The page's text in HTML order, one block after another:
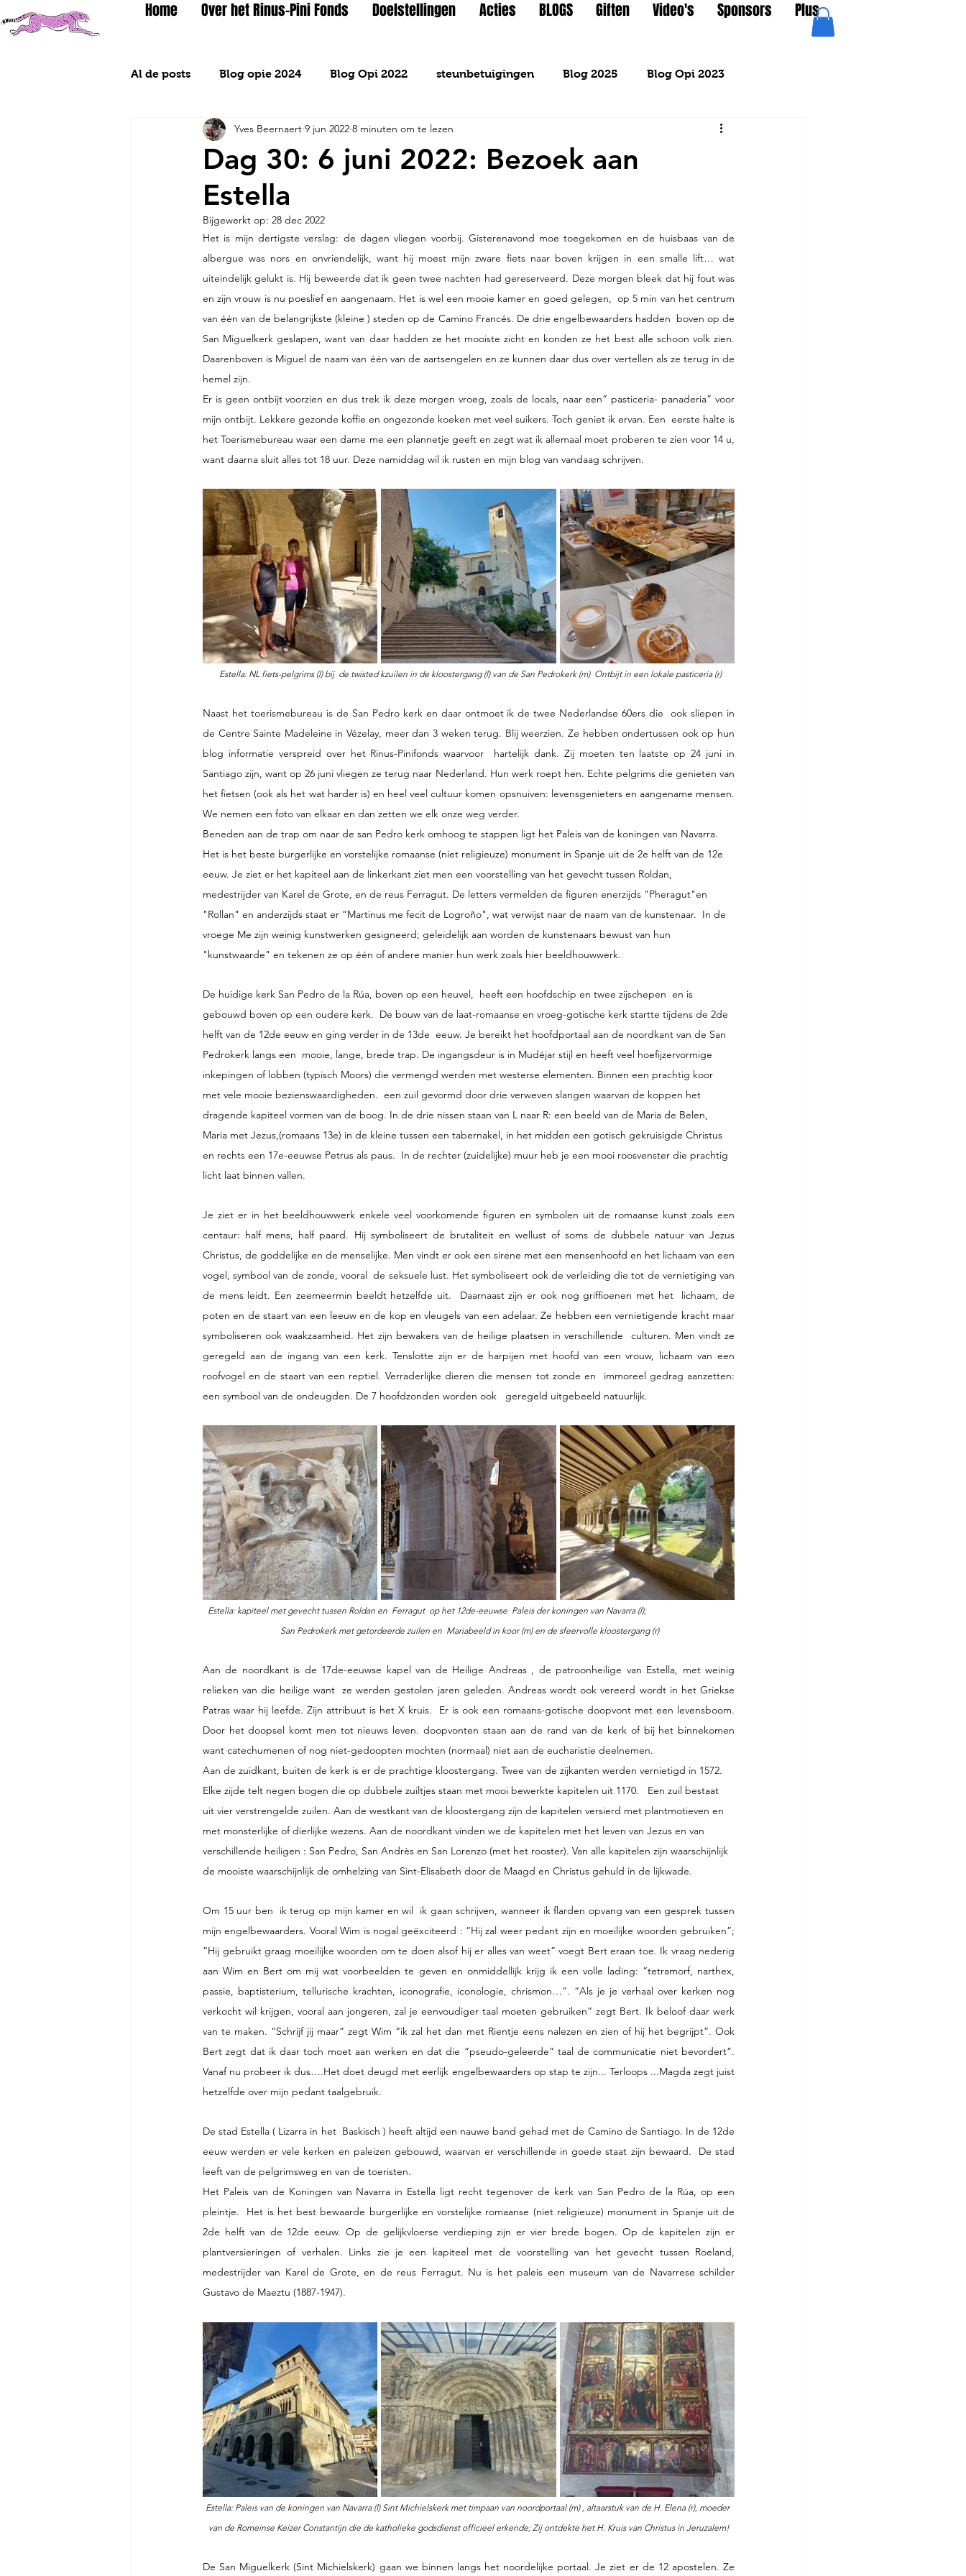
Home Over het Rinus-Pini Fonds Doelstellingen Acties BLOGS Giften Video's Sponsors Plus
Al de posts Blog opie 2024 Blog Opi 2022 steunbetuigingen Blog 2025 Blog Opi 2023
Blog 2026
Dag 30: 6 juni 2022: Bezoek aan
Estella
Yves Beernaert 9 jun 2022 8 minuten om te lezen
Bijgewerkt op: 28 dec 2022
Het is mijn dertigste verslag: de dagen vliegen voorbij. Gisterenavond moe toegekomen en de huisbaas van de
albergue was nors en onvriendelijk, want hij moest mijn zware fiets naar boven krijgen in een smalle lift… wat
uiteindelijk gelukt is. Hij beweerde dat ik geen twee nachten had gereserveerd. Deze morgen bleek dat hij fout was
en zijn vrouw is nu poeslief en aangenaam. Het is wel een mooie kamer en goed gelegen,  op 5 min van het centrum
van één van de belangrijkste (kleine ) steden op de Camino Francés. De drie engelbewaarders hadden  boven op de
San Miguelkerk geslapen, want van daar hadden ze het mooiste zicht en konden ze het best alle schoon volk zien.
Daarenboven is Miguel de naam van één van de aartsengelen en ze kunnen daar dus over vertellen als ze terug in de
hemel zijn.
Er is geen ontbijt voorzien en dus trek ik deze morgen vroeg, zoals de locals, naar een” pasticeria- panaderia” voor
mijn ontbijt. Lekkere gezonde koffie en ongezonde koeken met veel suikers. Toch geniet ik ervan. Een  eerste halte is
het Toerismebureau waar een dame me een plannetje geeft en zegt wat ik allemaal moet proberen te zien voor 14 u,
want daarna sluit alles tot 18 uur. Deze namiddag wil ik rusten en mijn blog van vandaag schrijven.
Estella: NL fiets-pelgrims (l) bij  de twisted kzuilen in de kloostergang (l) van de San Pedrokerk (m)  Ontbijt in een lokale pasticeria (r)
Naast het toerismebureau is de San Pedro kerk en daar ontmoet ik de twee Nederlandse 60ers die  ook sliepen in
de Centre Sainte Madeleine in Vézelay, meer dan 3 weken terug. Blij weerzien. Ze hebben ondertussen ook op hun
blog informatie verspreid over het Rinus-Pinifonds waarvoor  hartelijk dank. Zij moeten ten laatste op 24 juni in
Santiago zijn, want op 26 juni vliegen ze terug naar Nederland. Hun werk roept hen. Echte pelgrims die genieten van
het fietsen (ook als het wat harder is) en heel veel cultuur komen opsnuiven: levensgenieters en aangename mensen.
We nemen een foto van elkaar en dan zetten we elk onze weg verder.
Beneden aan de trap om naar de san Pedro kerk omhoog te stappen ligt het Paleis van de koningen van Navarra.
Het is het beste burgerlijke en vorstelijke romaanse (niet religieuze) monument in Spanje uit de 2e helft van de 12e
eeuw. Je ziet er het kapiteel aan de linkerkant ziet men een voorstelling van het gevecht tussen Roldan,
medestrijder van Karel de Grote, en de reus Ferragut. De letters vermelden de figuren enerzijds "Pheragut"en
"Rollan" en anderzijds staat er “Martinus me fecit de Logroño", wat verwijst naar de naam van de kunstenaar.  In de
vroege Me zijn weinig kunstwerken gesigneerd; geleidelijk aan worden de kunstenaars bewust van hun
"kunstwaarde" en tekenen ze op één of andere manier hun werk zoals hier beeldhouwwerk.
De huidige kerk San Pedro de la Rúa, boven op een heuvel,  heeft een hoofdschip en twee zijschepen  en is
gebouwd boven op een oudere kerk.  De bouw van de laat-romaanse en vroeg-gotische kerk startte tijdens de 2de
helft van de 12de eeuw en ging verder in de 13de  eeuw. Je bereikt het hoofdportaal aan de noordkant van de San
Pedrokerk langs een  mooie, lange, brede trap. De ingangsdeur is in Mudéjar stijl en heeft veel hoefijzervormige
inkepingen of lobben (typisch Moors) die vermengd werden met westerse elementen. Binnen een prachtig koor
met vele mooie bezienswaardigheden.  een zuil gevormd door drie verweven slangen waarvan de koppen het
dragende kapiteel vormen van de boog. In de drie nissen staan van L naar R: een beeld van de Maria de Belen,
Maria met Jezus,(romaans 13e) in de kleine tussen een tabernakel, in het midden een gotisch gekruisigde Christus
en rechts een 17e-eeuwse Petrus als paus.  In de rechter (zuidelijke) muur heb je een mooi roosvenster die prachtig
licht laat binnen vallen.
Je ziet er in het beeldhouwwerk enkele veel voorkomende figuren en symbolen uit de romaanse kunst zoals een
centaur: half mens, half paard. Hij symboliseert de brutaliteit en wellust of soms de dubbele natuur van Jezus
Christus, de goddelijke en de menselijke. Men vindt er ook een sirene met een mensenhoofd en het lichaam van een
vogel, symbool van de zonde, vooral  de seksuele lust. Het symboliseert ook de verleiding die tot de vernietiging van
de mens leidt. Een zeemeermin beeldt hetzelfde uit.  Daarnaast zijn er ook nog griffioenen met het  lichaam, de
poten en de staart van een leeuw en de kop en vleugels van een adelaar. Ze hebben een vernietigende kracht maar
symboliseren ook waakzaamheid. Het zijn bewakers van de heilige plaatsen in verschillende  culturen. Men vindt ze
geregeld aan de ingang van een kerk. Tenslotte zijn er de harpijen met hoofd van een vrouw, lichaam van een
roofvogel en de staart van een reptiel. Verraderlijke dieren die mensen tot zonde en  immoreel gedrag aanzetten:
een symbool van de ondeugden. De 7 hoofdzonden worden ook   geregeld uitgebeeld natuurlijk.
Estella: kapiteel met gevecht tussen Roldan en  Ferragut  op het 12de-eeuwse  Paleis der koningen van Navarra (l);
San Pedrokerk met getordeerde zuilen en  Mariabeeld in koor (m) en de sfeervolle kloostergang (r)
Aan de noordkant is de 17de-eeuwse kapel van de Heilige Andreas , de patroonheilige van Estella, met weinig
relieken van die heilige want  ze werden gestolen jaren geleden. Andreas wordt ook vereerd wordt in het Griekse
Patras waar hij leefde. Zijn attribuut is het X kruis.  Er is ook een romaans-gotische doopvont met een levensboom.
Door het doopsel komt men tot nieuws leven. doopvonten staan aan de rand van de kerk of bij het binnekomen
want catechumenen of nog niet-gedoopten mochten (normaal) niet aan de eucharistie deelnemen.
Aan de zuidkant, buiten de kerk is er de prachtige kloostergang. Twee van de zijkanten werden vernietigd in 1572.
Elke zijde telt negen bogen die op dubbele zuiltjes staan met mooi bewerkte kapitelen uit 1170.   Een zuil bestaat
uit vier verstrengelde zuilen. Aan de westkant van de kloostergang zijn de kapitelen versierd met plantmotieven en
met monsterlijke of dierlijke wezens. Aan de noordkant vinden we de kapitelen met het leven van Jezus en van
verschillende heiligen : San Pedro, San Andrès en San Lorenzo (met het rooster). Van alle kapitelen zijn waarschijnlijk
de mooiste waarschijnlijk de omhelzing van Sint-Elisabeth door de Maagd en Christus gehuld in de lijkwade.
Om 15 uur ben  ik terug op mijn kamer en wil  ik gaan schrijven, wanneer ik flarden opvang van een gesprek tussen
mijn engelbewaarders. Vooral Wim is nogal geëxciteerd : “Hij zal weer pedant zijn en moeilijke woorden gebruiken”;
”Hij gebruikt graag moeilijke woorden om te doen alsof hij er alles van weet” voegt Bert eraan toe. Ik vraag nederig
aan Wim en Bert om mij wat voorbeelden te geven en onmiddellijk krijg ik een volle lading: “tetramorf, narthex,
passie, baptisterium, tellurische krachten, iconografie, iconologie, chrismon…”. “Als je je verhaal over kerken nog
verkocht wil krijgen, vooral aan jongeren, zal je eenvoudiger taal moeten gebruiken” zegt Bert. Ik beloof daar werk
van te maken. “Schrijf jij maar” zegt Wim “ik zal het dan met Rientje eens nalezen en zien of hij het begrijpt”. Ook
Bert zegt dat ik daar toch moet aan werken en dat die “pseudo-geleerde” taal de communicatie niet bevordert”.
Vanaf nu probeer ik dus….Het doet deugd met eerlijk engelbewaarders op stap te zijn... Terloops ...Magda zegt juist
hetzelfde over mijn pedant taalgebruik.
De stad Estella ( Lizarra in het  Baskisch ) heeft altijd een nauwe band gehad met de Camino de Santiago. In de 12de
eeuw werden er vele kerken en paleizen gebouwd, waarvan er verschillende in goede staat zijn bewaard.  De stad
leeft van de pelgrimsweg en van de toeristen.
Het Paleis van de Koningen van Navarra in Estella ligt recht tegenover de kerk van San Pedro de la Rúa, op een
pleintje.  Het is het best bewaarde burgerlijke en vorstelijke romaanse (niet religieuze) monument in Spanje uit de
2de helft van de 12de eeuw. Op de gelijkvloerse verdieping zijn er vier brede bogen. Op de kapitelen zijn er
plantversieringen of verhalen. Links zie je een kapiteel met de voorstelling van het gevecht tussen Roeland,
medestrijder van Karel de Grote, en de reus Ferragut. Nu is het paleis een museum van de Navarrese schilder
Gustavo de Maeztu (1887-1947).
Estella: Paleis van de koningen van Navarra (l) Sint Michielskerk met timpaan van noordportaal (m) , altaarstuk van de H. Elena (r), moeder
van de Romeinse Keizer Constantijn die de katholieke godsdienst officieel erkende; Zij ontdekte het H. Kruis van Christus in Jeruzalem!
De San Miguelkerk (Sint Michielskerk) gaan we binnen langs het noordelijke portaal. Je ziet er de 12 apostelen. Ze